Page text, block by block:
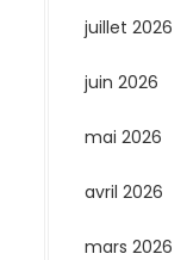
juillet 2026
juin 2026
mai 2026
avril 2026
mars 2026